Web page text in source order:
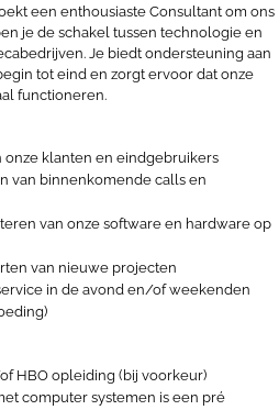
een enthousiaste Consultant om ons
je de schakel tussen technologie en
Je biedt ondersteuning aan
tot eind en zorgt ervoor dat onze
functioneren.
onze klanten en eindgebruikers
van binnenkomende calls en
van onze software en hardware op
van nieuwe projecten
in de avond en/of weekenden
HBO opleiding (bij voorkeur)
computer systemen is een pré